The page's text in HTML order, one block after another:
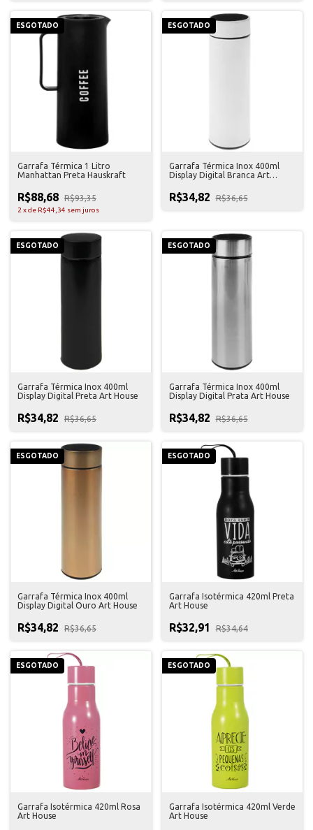
ESGOTADO
Garrafa Térmica 1 Litro
Manhattan Preta Hauskraft
R$88,68 R$93,35
2 xde R$44,34 sem juros
ESGOTADO
Garrafa Térmica Inox 400ml
Display Digital Branca Art
R$34,82 R$36,65
ESGOTADO
Garrafa Térmica Inox 400ml
Display Digital Preta Art House
R$34,82 R$36,65
ESGOTADO
Garrafa Térmica Inox 400ml
Display Digital Prata Art House
R$34,82 R$36,65
ESGOTADO
Garrafa Térmica Inox 400ml
Display Digital Ouro Art House
R$34,82 R$36,65
ESGOTADO
Garrafa Isotérmica 420ml Preta
Art House
R$32,91 R$34,64
ESGOTADO
Garrafa Isotérmica 420ml Rosa
Art House
ESGOTADO
Garrafa Isotérmica 420ml Verde
Art House